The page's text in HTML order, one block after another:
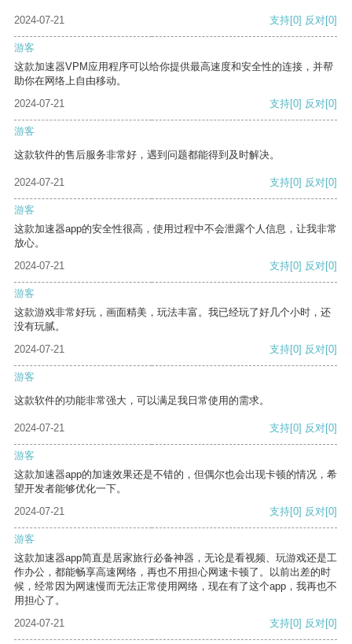
2024-07-21 支持[0] 反对[0]
游客
这款加速器VPM应用程序可以给你提供最高速度和安全性的连接，并帮
助你在网络上自由移动。
2024-07-21
支持[0] 反对[0]
游客
这款软件的售后服务非常好，遇到问题都能得到及时解决。
2024-07-21 支持[0] 反对[0]
游客
这款加速器app的安全性很高，使用过程中不会泄露个人信息，让我非常
放心。
2024-07-21
支持[0] 反对[0]
游客
这款游戏非常好玩，画面精美，玩法丰富。我已经玩了好几个小时，还
没有玩腻。
2024-07-21
支持[0] 反对[0]
游客
这款软件的功能非常强大，可以满足我日常使用的需求。
2024-07-21 支持[0] 反对[0]
游客
这款加速器app的加速效果还是不错的，但偶尔也会出现卡顿的情况，希
望开发者能够优化一下。
2024-07-21
支持[0] 反对[0]
游客
这款加速器app简直是居家旅行必备神器，无论是看视频、玩游戏还是工
作办公，都能畅享高速网络，再也不用担心网速卡顿了。以前出差的时
候，经常因为网速慢而无法正常使用网络，现在有了这个app，我再也不
用担心了。
2024-07-21
支持[0] 反对[0]